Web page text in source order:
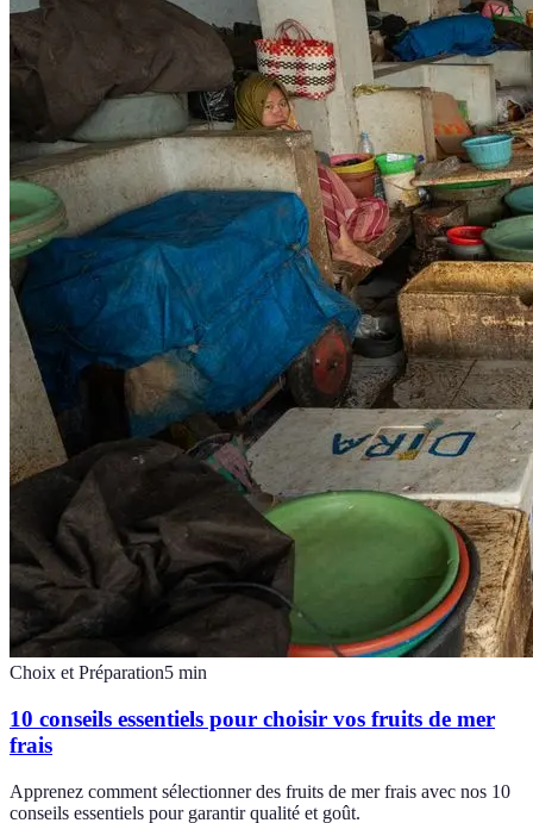
Choix et Préparation5 min
10 conseils essentiels pour choisir vos fruits de mer
frais
Apprenez comment sélectionner des fruits de mer frais avec nos 10
conseils essentiels pour garantir qualité et goût.